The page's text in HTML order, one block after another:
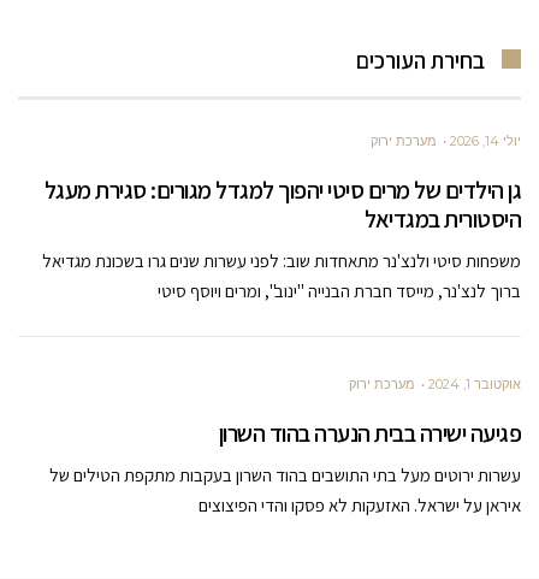
בחירת העורכים
יולי 14, 2026 מערכת ירוק
גן הילדים של מרים סיטי יהפוך למגדל מגורים: סגירת מעגל
היסטורית במגדיאל
משפחות סיטי ולנצ'נר מתאחדות שוב: לפני עשרות שנים גרו בשכונת מגדיאל
ברוך לנצ'נר, מייסד חברת הבנייה "ינוב", ומרים ויוסף סיטי
אוקטובר 1, 2024 מערכת ירוק
פגיעה ישירה בבית הנערה בהוד השרון
עשרות ירוטים מעל בתי התושבים בהוד השרון בעקבות מתקפת הטילים של
איראן על ישראל. האזעקות לא פסקו והדי הפיצוצים